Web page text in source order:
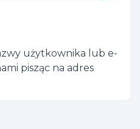
użytkownika lub e-
pisząc na adres